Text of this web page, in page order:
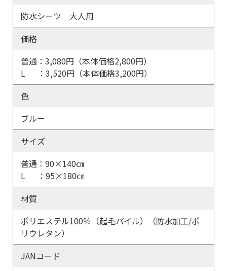
防水シーツ 大人用
価格
普通：3,080円（本体価格2,800円）
L ：3,520円（本体価格3,200円）
色
ブルー
サイズ
普通：90×140㎝
L ：95×180㎝
材質
ポリエステル100％（起毛パイル）（防水加工/ポ
リウレタン）
JANコード